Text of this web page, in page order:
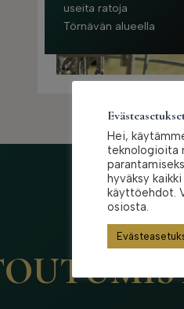
useita ratoja
Törnävän alueella
Hei,
teknologioita
hyväksy
käyttöehdot.
osiosta.